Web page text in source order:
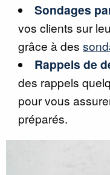
Sondages
vos clients sur
grâce à des
Rappels de
des rappels
pour vous
préparés.